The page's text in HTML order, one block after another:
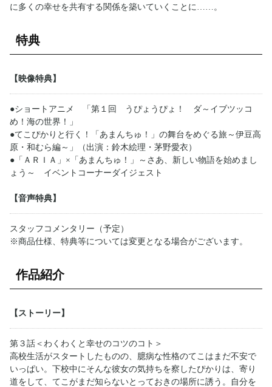
に多くの幸せを共有する関係を築いていくことに……。
特典
【映像特典】
●ショートアニメ 「第１回 うぴょうぴょ！ ダ～イブツッコ
め！海の世界！」
●てこぴかりと行く！「あまんちゅ！」の舞台をめぐる旅～伊豆高
原・和むら編～」（出演：鈴木絵理・茅野愛衣）
●「ＡＲＩＡ」×「あまんちゅ！」～さあ、新しい物語を始めまし
ょう～ イベントコーナーダイジェスト
【音声特典】
スタッフコメンタリー（予定）
※商品仕様、特典等については変更となる場合がございます。
作品紹介
【ストーリー】
第３話＜わくわくと幸せのコツのコト＞
高校生活がスタートしたものの、臆病な性格のてこはまだ不安で
いっぱい。下校中にそんな彼女の気持ちを察したぴかりは、寄り
道をして、てこがまだ知らないとっておきの場所に誘う。自分を